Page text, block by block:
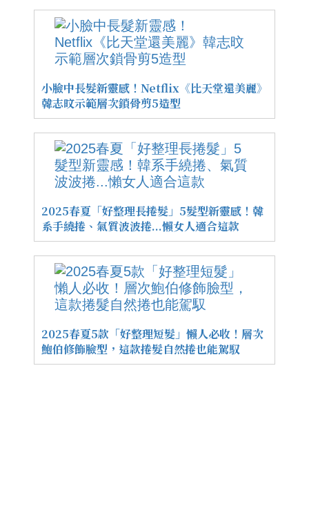
小臉中長髮新靈感！Netflix《比天堂還美麗》
韓志旼示範層次鎖骨剪5造型
2025春夏「好整理長捲髮」5髮型新靈感！韓
系手繞捲、氣質波波捲...懶女人適合這款
2025春夏5款「好整理短髮」懶人必收！層次
鮑伯修飾臉型，這款捲髮自然捲也能駕馭